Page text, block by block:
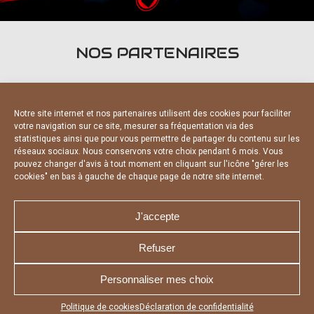
Notre site internet et nos partenaires utilisent des cookies pour faciliter
votre navigation sur ce site, mesurer sa fréquentation via des
statistiques ainsi que pour vous permettre de partager du contenu sur les
réseaux sociaux. Nous conservons votre choix pendant 6 mois. Vous
pouvez changer d'avis à tout moment en cliquant sur l'icône "gérer les
cookies" en bas à gauche de chaque page de notre site internet.
J'accepte
Refuser
Personnaliser mes choix
Politique de cookies Déclaration de confidentialité
Appuyez sur le bouton partager en bas de votre
NOS PARTENAIRES
PARTENAIRES OFFICIELS
NOUS CONTACTER
MENTIONS LÉGALES
CHARTE DE CONFIDENTIALITÉ
DÉCLARATION DE CONFIDENTIALITÉ
RÉALISÉ PAR L’AGENCE WEB A3 WEB